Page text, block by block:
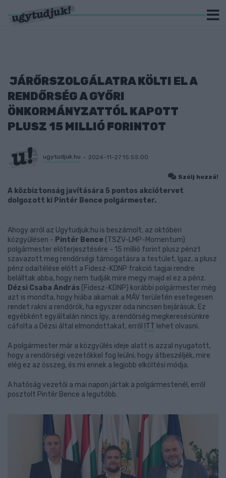
JÁRŐRSZOLGÁLATRA KÖLTI EL A
RENDŐRSÉG A GYŐRI
ÖNKORMÁNYZATTÓL KAPOTT
PLUSZ 15 MILLIÓ FORINTOT
ugytudjuk.hu 2024-11-27 15:55:00
Szólj hozzá!
A közbiztonság javítására 5 pontos akciótervet
dolgozott ki Pintér Bence polgármester.
Ahogy arról az Ugytudjuk.hu is beszámolt, az októberi
közgyűlésen - Pintér Bence (TSZV-LMP-Momentum)
polgármester előterjesztésére - 15 millió forint plusz pénzt
szavazott meg rendőrségi támogatásra a testület. Igaz, a plusz
pénz odaítélése előtt a Fidesz-KDNP frakció tagjai rendre
belálltak abba, hogy nem tudják mire megy majd el ez a pénz.
Dézsi Csaba András (Fidesz-KDNP) korábbi polgármester még
azt is mondta, hogy hiába akarnak a MÁV területén esetegesen
rendet rakni a rendőrök, ha egyszer oda nincsen bejárásuk. Ez
egyébként egyáltalán nincs így, a rendőrség megkeresésünkre
cáfolta a Dézsi által elmondottakat, erről
ITT lehet olvasni.
A polgármester már a közgyűlés ideje alatt is azzal nyugatott,
hogy a rendőrségi vezetőkkel fog leülni, hogy átbeszéljék, mire
elég ez az összeg, és mi ennek a legjobb elköltési módja.
A hatóság vezetői a mai napon jártak a polgármestenél, erről
posztolt Pintér Bence a legutóbb.